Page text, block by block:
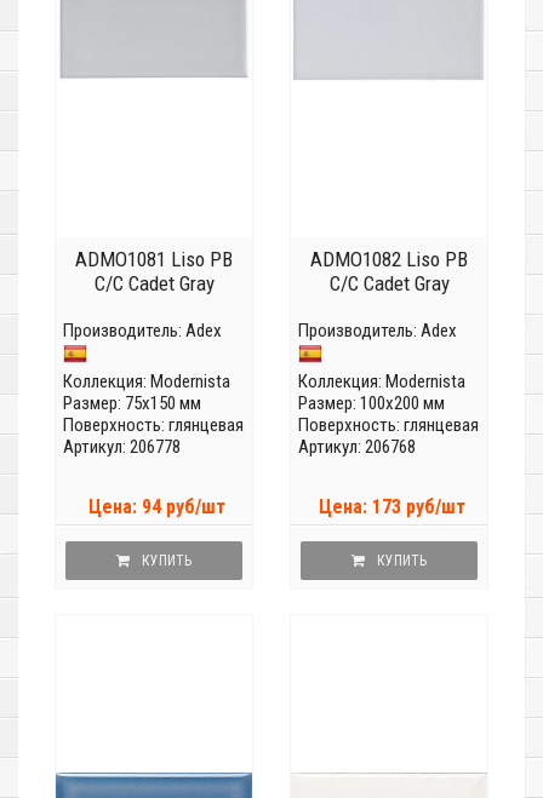
ADMO1081 Liso PB
C/C Cadet Gray
Производитель: Adex
Коллекция: Modernista
Размер: 75x150 мм
Поверхность: глянцевая
Артикул: 206778
Цена: 94 руб/шт
КУПИТЬ
ADMO1082 Liso PB
C/C Cadet Gray
Производитель: Adex
Коллекция: Modernista
Размер: 100x200 мм
Поверхность: глянцевая
Артикул: 206768
Цена: 173 руб/шт
КУПИТЬ